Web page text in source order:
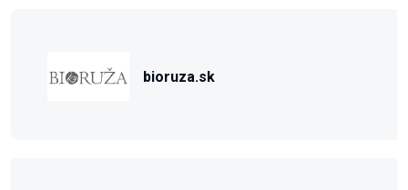
bioruza.sk